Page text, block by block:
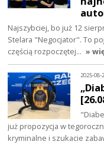
Najszybciej, bo już 12
Stelara "Negocjator". To
częścią rozpoczętej… »
2025-08-
już propozycja w
kryminalne i szukacie